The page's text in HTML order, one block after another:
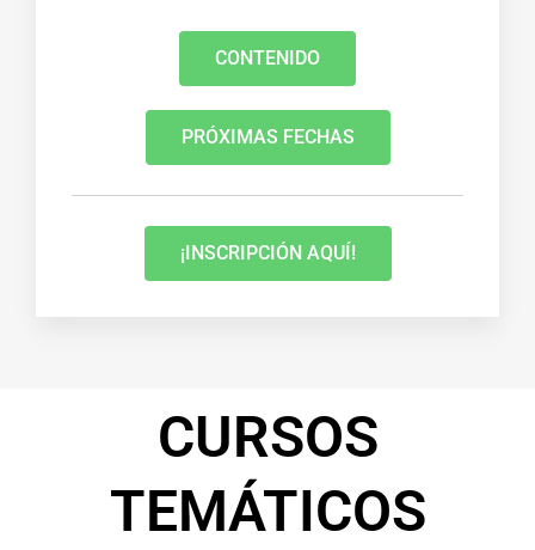
CONTENIDO
PRÓXIMAS FECHAS
¡INSCRIPCIÓN AQUÍ!
CURSOS
TEMÁTICOS